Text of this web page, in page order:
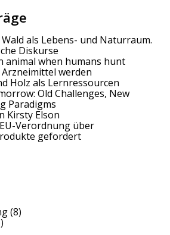
als Lebens- und Naturraum.
Diskurse
animal when humans hunt
werden
Holz als Lernressourcen
Old Challenges, New
Paradigms
Kirsty Elson
Verordnung über
gefordert
(8)